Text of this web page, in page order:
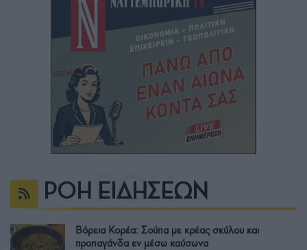
ΡΟΗ ΕΙΔΗΣΕΩΝ
Βόρεια Κορέα: Σούπα με κρέας σκύλου και
προπαγάνδα εν μέσω καύσωνα